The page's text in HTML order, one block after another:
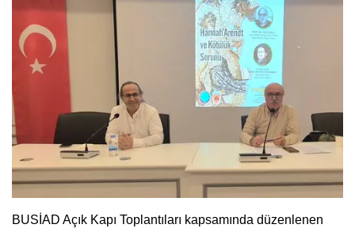
BUSİAD Açık Kapı Toplantıları kapsamında düzenlenen